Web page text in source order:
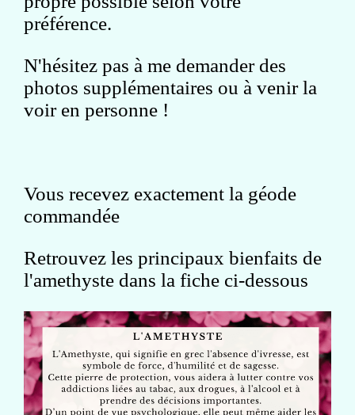
préférence.
N'hésitez pas à me demander des
photos supplémentaires ou à venir la
voir en personne !
Vous recevez exactement la géode
commandée
Retrouvez les principaux bienfaits de
l'amethyste dans la fiche ci-dessous